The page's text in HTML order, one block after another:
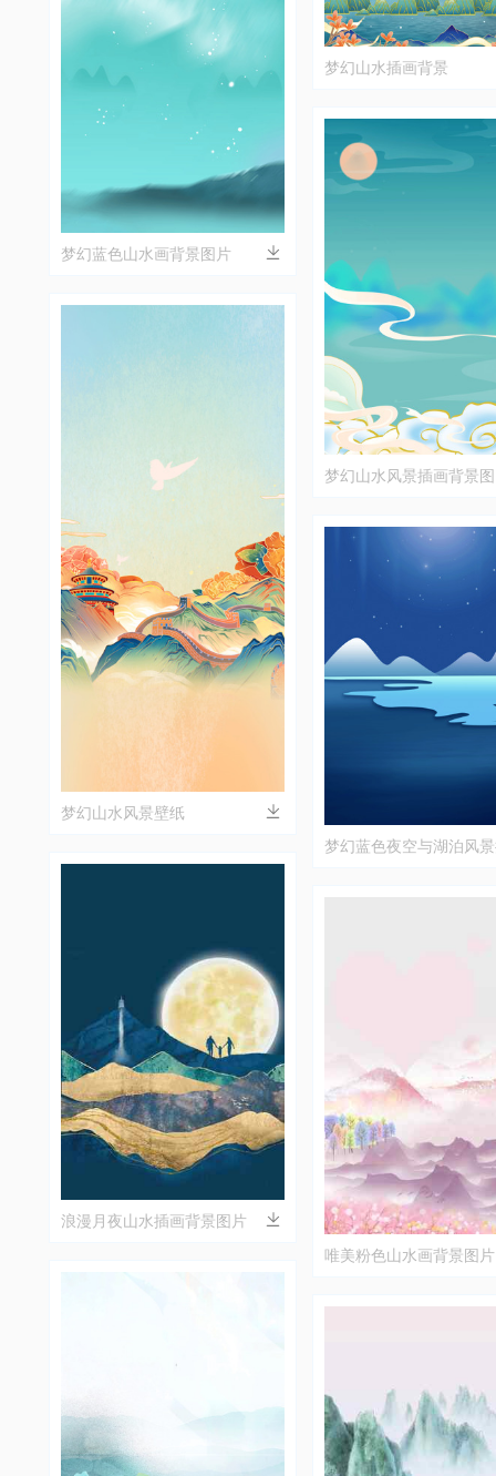
梦幻蓝色山水画背景图片
梦幻山水风景壁纸
浪漫月夜山水插画背景图片
梦幻山水插画背景
梦幻山水风景插画背景图
梦幻蓝色夜空与湖泊风
唯美粉色山水画背景图片